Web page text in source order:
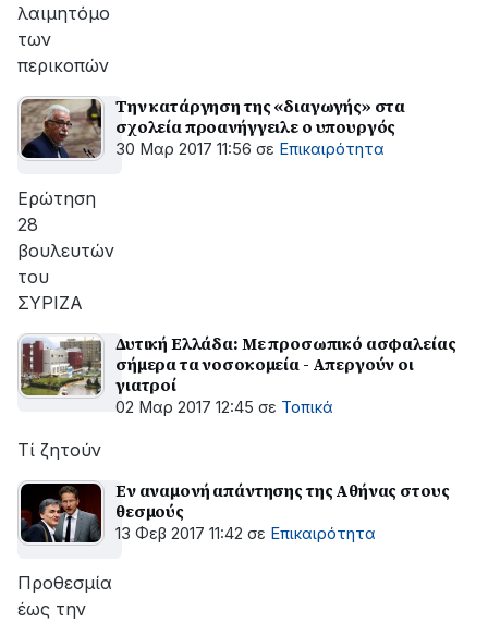
λαιμητόμο
των
περικοπών
Την κατάργηση της «διαγωγής» στα
σχολεία προανήγγειλε ο υπουργός
30 Μαρ 2017 11:56 σε Επικαιρότητα
Ερώτηση
28
βουλευτών
του
ΣΥΡΙΖΑ
Δυτική Ελλάδα: Με προσωπικό ασφαλείας
σήμερα τα νοσοκομεία - Απεργούν οι
γιατροί
02 Μαρ 2017 12:45 σε Τοπικά
Τί ζητούν
Εν αναμονή απάντησης της Αθήνας στους
θεσμούς
13 Φεβ 2017 11:42 σε Επικαιρότητα
Προθεσμία
έως την